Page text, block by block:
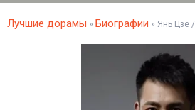
Лучшие дорамы » Биографии » Янь Цзе